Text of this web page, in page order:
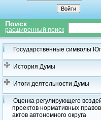
Поиск
расширенный поиск
Государственные символы
История Думы
Итоги деятельности Думы
Оценка регулирующего
проектов нормативных
актов автономного округа